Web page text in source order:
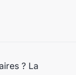
? La